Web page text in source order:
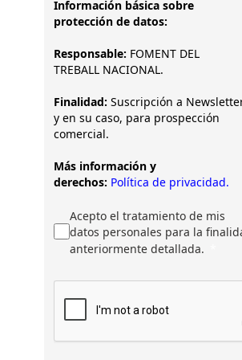
Información básica sobre
protección de datos:
Responsable: FOMENT DEL
TREBALL NACIONAL.
Finalidad: Suscripción a
y en su caso, para prospección
comercial.
Más información y
derechos: Política de privacidad.
Acepto el tratamiento de mis
datos personales para la
anteriormente detallada.